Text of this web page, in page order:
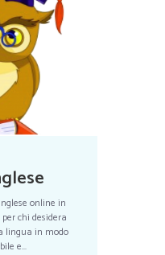
online in
chi desidera
lingua in modo
e...